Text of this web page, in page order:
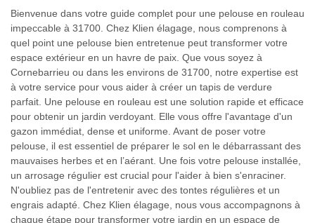
Bienvenue dans votre guide complet pour une pelouse en rouleau
impeccable à 31700. Chez Klien élagage, nous comprenons à
quel point une pelouse bien entretenue peut transformer votre
espace extérieur en un havre de paix. Que vous soyez à
Cornebarrieu ou dans les environs de 31700, notre expertise est
à votre service pour vous aider à créer un tapis de verdure
parfait. Une pelouse en rouleau est une solution rapide et efficace
pour obtenir un jardin verdoyant. Elle vous offre l'avantage d'un
gazon immédiat, dense et uniforme. Avant de poser votre
pelouse, il est essentiel de préparer le sol en le débarrassant des
mauvaises herbes et en l’aérant. Une fois votre pelouse installée,
un arrosage régulier est crucial pour l'aider à bien s'enraciner.
N'oubliez pas de l'entretenir avec des tontes régulières et un
engrais adapté. Chez Klien élagage, nous vous accompagnons à
chaque étape pour transformer votre jardin en un espace de